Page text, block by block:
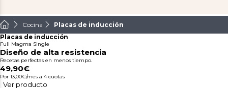
Cocina Placas de inducción
Placas de inducción
Full Magma Single
Diseño de alta resistencia
Recetas perfectas en menos tiempo.
49,90€
Por 13,00€/mes a 4 cuotas
Ver producto